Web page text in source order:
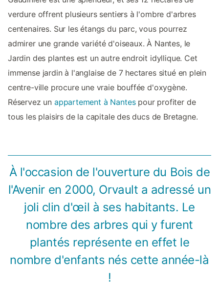
verdure offrent plusieurs sentiers à l'ombre d'arbres
centenaires. Sur les étangs du parc, vous pourrez
admirer une grande variété d'oiseaux. À Nantes, le
Jardin des plantes est un autre endroit idyllique. Cet
immense jardin à l'anglaise de 7 hectares situé en plein
centre-ville procure une vraie bouffée d'oxygène.
Réservez un appartement à Nantespour profiter de
tous les plaisirs de la capitale des ducs de Bretagne.
À l'occasion de l'ouverture du Bois de
l'Avenir en 2000, Orvault a adressé un
joli clin d'œil à ses habitants. Le
nombre des arbres qui y furent
plantés représente en effet le
nombre d'enfants nés cette année-là
!